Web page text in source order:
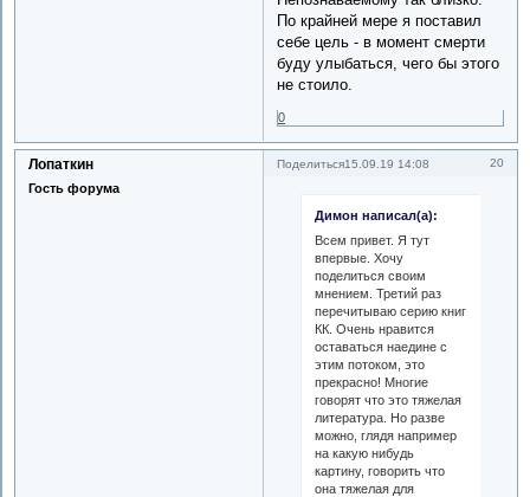
По крайней мере я поставил
себе цель - в момент смерти
буду улыбаться, чего бы этого
не стоило.
0
Поделиться 20
15.09.19 14:08
Лопаткин
Гость форума
Димон написал(а):
Всем привет. Я тут
впервые. Хочу
поделиться своим
мнением. Третий раз
перечитываю серию книг
КК. Очень нравится
оставаться наедине с
этим потоком, это
прекрасно! Многие
говорят что это тяжелая
литература. Но разве
можно, глядя например
на какую нибудь
картину, говорить что
она тяжелая для